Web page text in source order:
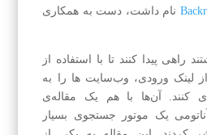
نام داشت، دست به همکاری
پیدا کنند تا با استفاده از
لینک ورودی، وب‌سایت‌ ها را به
کنند. آن‌ها با هم یک مقاله‌ی
یک موتور جستجوی بسیار